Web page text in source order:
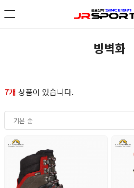
빙벽화
7개 상품이 있습니다.
기본 순